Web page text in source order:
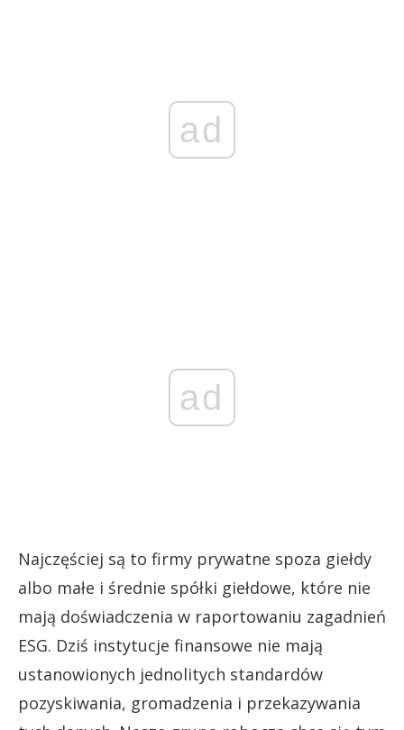
ad
ad
Najczęściej są to firmy prywatne spoza giełdy
albo małe i średnie spółki giełdowe, które nie
mają doświadczenia w raportowaniu zagadnień
ESG. Dziś instytucje finansowe nie mają
ustanowionych jednolitych standardów
pozyskiwania, gromadzenia i przekazywania